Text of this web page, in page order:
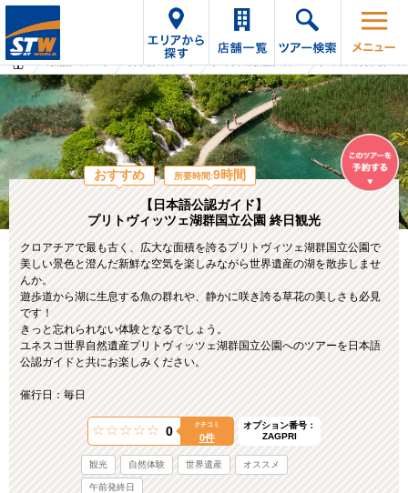
【日本語公認ガイド】
プリトヴィッツェ湖群国立公園 終日観光
クロアチアで最も古く、広大な面積を誇るプリトヴィツェ湖群国立公園で
美しい景色と澄んだ新鮮な空気を楽しみながら世界遺産の湖を散歩しませ
んか。
遊歩道から湖に生息する魚の群れや、静かに咲き誇る草花の美しさも必見
です！
きっと忘れられない体験となるでしょう。
ユネスコ世界自然遺産プリトヴィッツェ湖群国立公園へのツアーを日本語
公認ガイドと共にお楽しみください。
催行日：毎日
0 クチコミ
0件
オプション番号：
ZAGPRI
観光 自然体験 世界遺産 オススメ
午前発終日
おすすめ 所要時間:9時間